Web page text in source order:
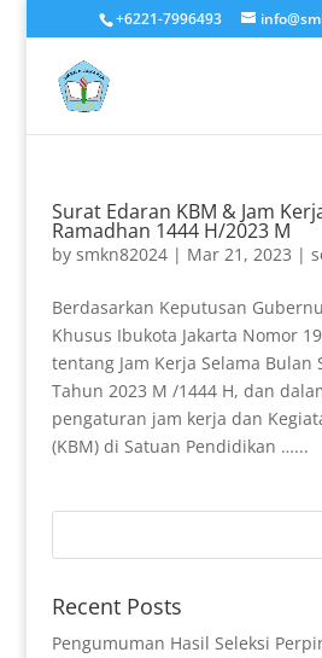
+6221-7996493
Surat Edaran KBM & Jam
Ramadhan 1444 H/2023 M
by smkn82024| Mar 21, 2023 |
Berdasarkan Keputusan
Khusus Ibukota Jakarta Nomor
tentang Jam Kerja Selama Bulan
Tahun 2023 M /1444 H, dan
pengaturan jam kerja dan
(KBM) di Satuan Pendidikan …...
Recent Posts
Pengumuman Hasil Seleksi